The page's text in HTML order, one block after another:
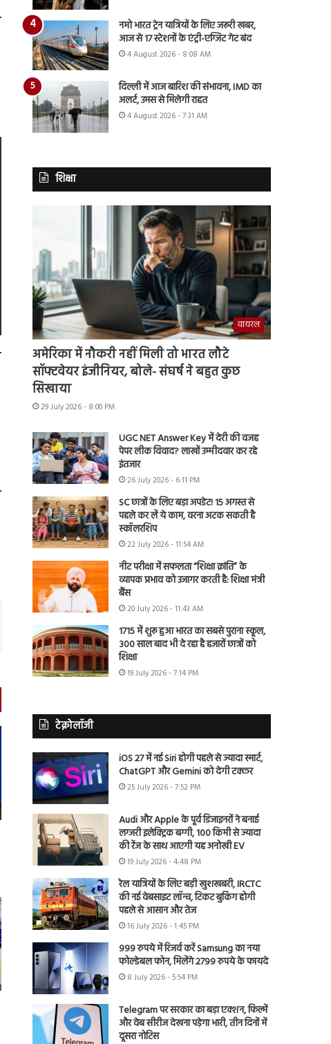
नमो भारत ट्रेन यात्रियों के लिए जरूरी खबर,
आज से 17 स्टेशनों के एंट्री-एग्जिट गेट बंद
4 August 2026 - 8:08 AM
दिल्ली में आज बारिश की संभावना, IMD का
अलर्ट, उमस से मिलेगी राहत
4 August 2026 - 7:31 AM
शिक्षा
वायरल
अमेरिका में नौकरी नहीं मिली तो भारत लौटे
सॉफ्टवेयर इंजीनियर, बोले- संघर्ष ने बहुत कुछ
सिखाया
29 July 2026 - 8:00 PM
UGC NET Answer Key में देरी की वजह
पेपर लीक विवाद? लाखों उम्मीदवार कर रहे
इंतजार
26 July 2026 - 6:11 PM
SC छात्रों के लिए बड़ा अपडेट! 15 अगस्त से
पहले कर लें ये काम, वरना अटक सकती है
स्कॉलरशिप
22 July 2026 - 11:54 AM
नीट परीक्षा में सफलता “शिक्षा क्रांति” के
व्यापक प्रभाव को उजागर करती है: शिक्षा मंत्री
बैंस
20 July 2026 - 11:43 AM
1715 में शुरू हुआ भारत का सबसे पुराना स्कूल,
300 साल बाद भी दे रहा है हजारों छात्रों को
शिक्षा
19 July 2026 - 7:14 PM
टेक्नोलॉजी
iOS 27 में नई Siri होगी पहले से ज्यादा स्मार्ट,
ChatGPT और Gemini को देगी टक्कर
25 July 2026 - 7:52 PM
Audi और Apple के पूर्व डिजाइनरों ने बनाई
लग्जरी इलेक्ट्रिक बग्गी, 100 किमी से ज्यादा
की रेंज के साथ आएगी यह अनोखी EV
19 July 2026 - 4:48 PM
रेल यात्रियों के लिए बड़ी खुशखबरी, IRCTC
की नई वेबसाइट लॉन्च, टिकट बुकिंग होगी
पहले से आसान और तेज
16 July 2026 - 1:45 PM
999 रुपये में रिजर्व करें Samsung का नया
फोल्डेबल फोन, मिलेंगे 2799 रुपये के फायदे
8 July 2026 - 5:54 PM
Telegram पर सरकार का बड़ा एक्शन, फिल्में
और वेब सीरीज देखना पड़ेगा भारी, तीन दिनों में
दूसरा नोटिस